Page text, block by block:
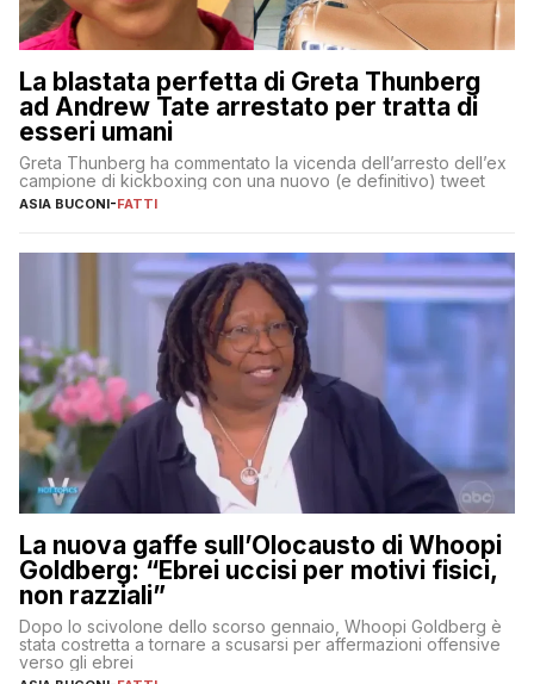
La blastata perfetta di Greta Thunberg
ad Andrew Tate arrestato per tratta di
esseri umani
Greta Thunberg ha commentato la vicenda dell’arresto dell’ex
campione di kickboxing con una nuovo (e definitivo) tweet
ASIA BUCONI-FATTI
La nuova gaffe sull’Olocausto di Whoopi
Goldberg: “Ebrei uccisi per motivi fisici,
non razziali”
Dopo lo scivolone dello scorso gennaio, Whoopi Goldberg è
stata costretta a tornare a scusarsi per affermazioni offensive
verso gli ebrei